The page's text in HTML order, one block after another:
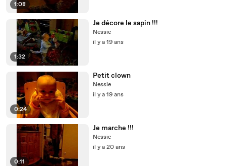
1:08
1:32
Je décore le sapin !!!
Nessie
il y a 19 ans
0:24
Petit clown
Nessie
il y a 19 ans
0:11
Je marche !!!
Nessie
il y a 20 ans